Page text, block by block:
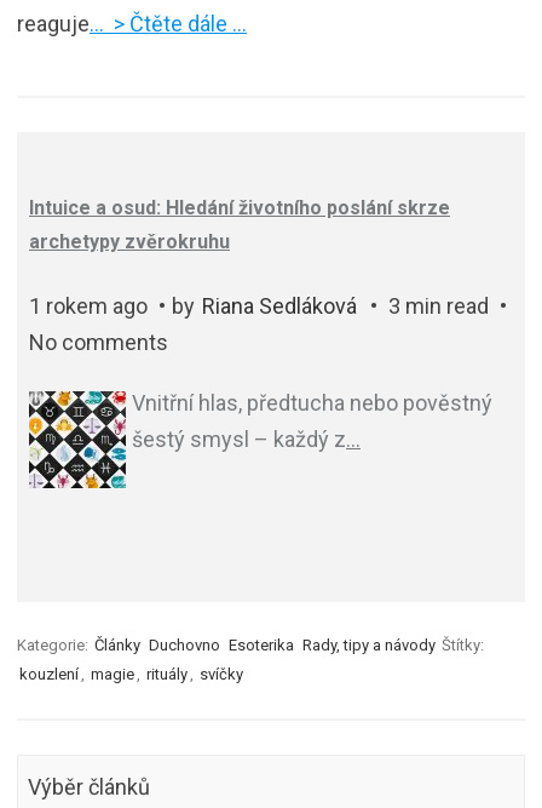
reaguje… > Čtěte dále …
Intuice a osud: Hledání životního poslání skrze
archetypy zvěrokruhu
1 rokem ago by Riana Sedláková
3 min read
No comments
Vnitřní hlas, předtucha nebo pověstný
šestý smysl – každý z…
Kategorie: Články Duchovno Esoterika Rady, tipy a návody Štítky:
kouzlení
magie rituály svíčky
Výběr článků